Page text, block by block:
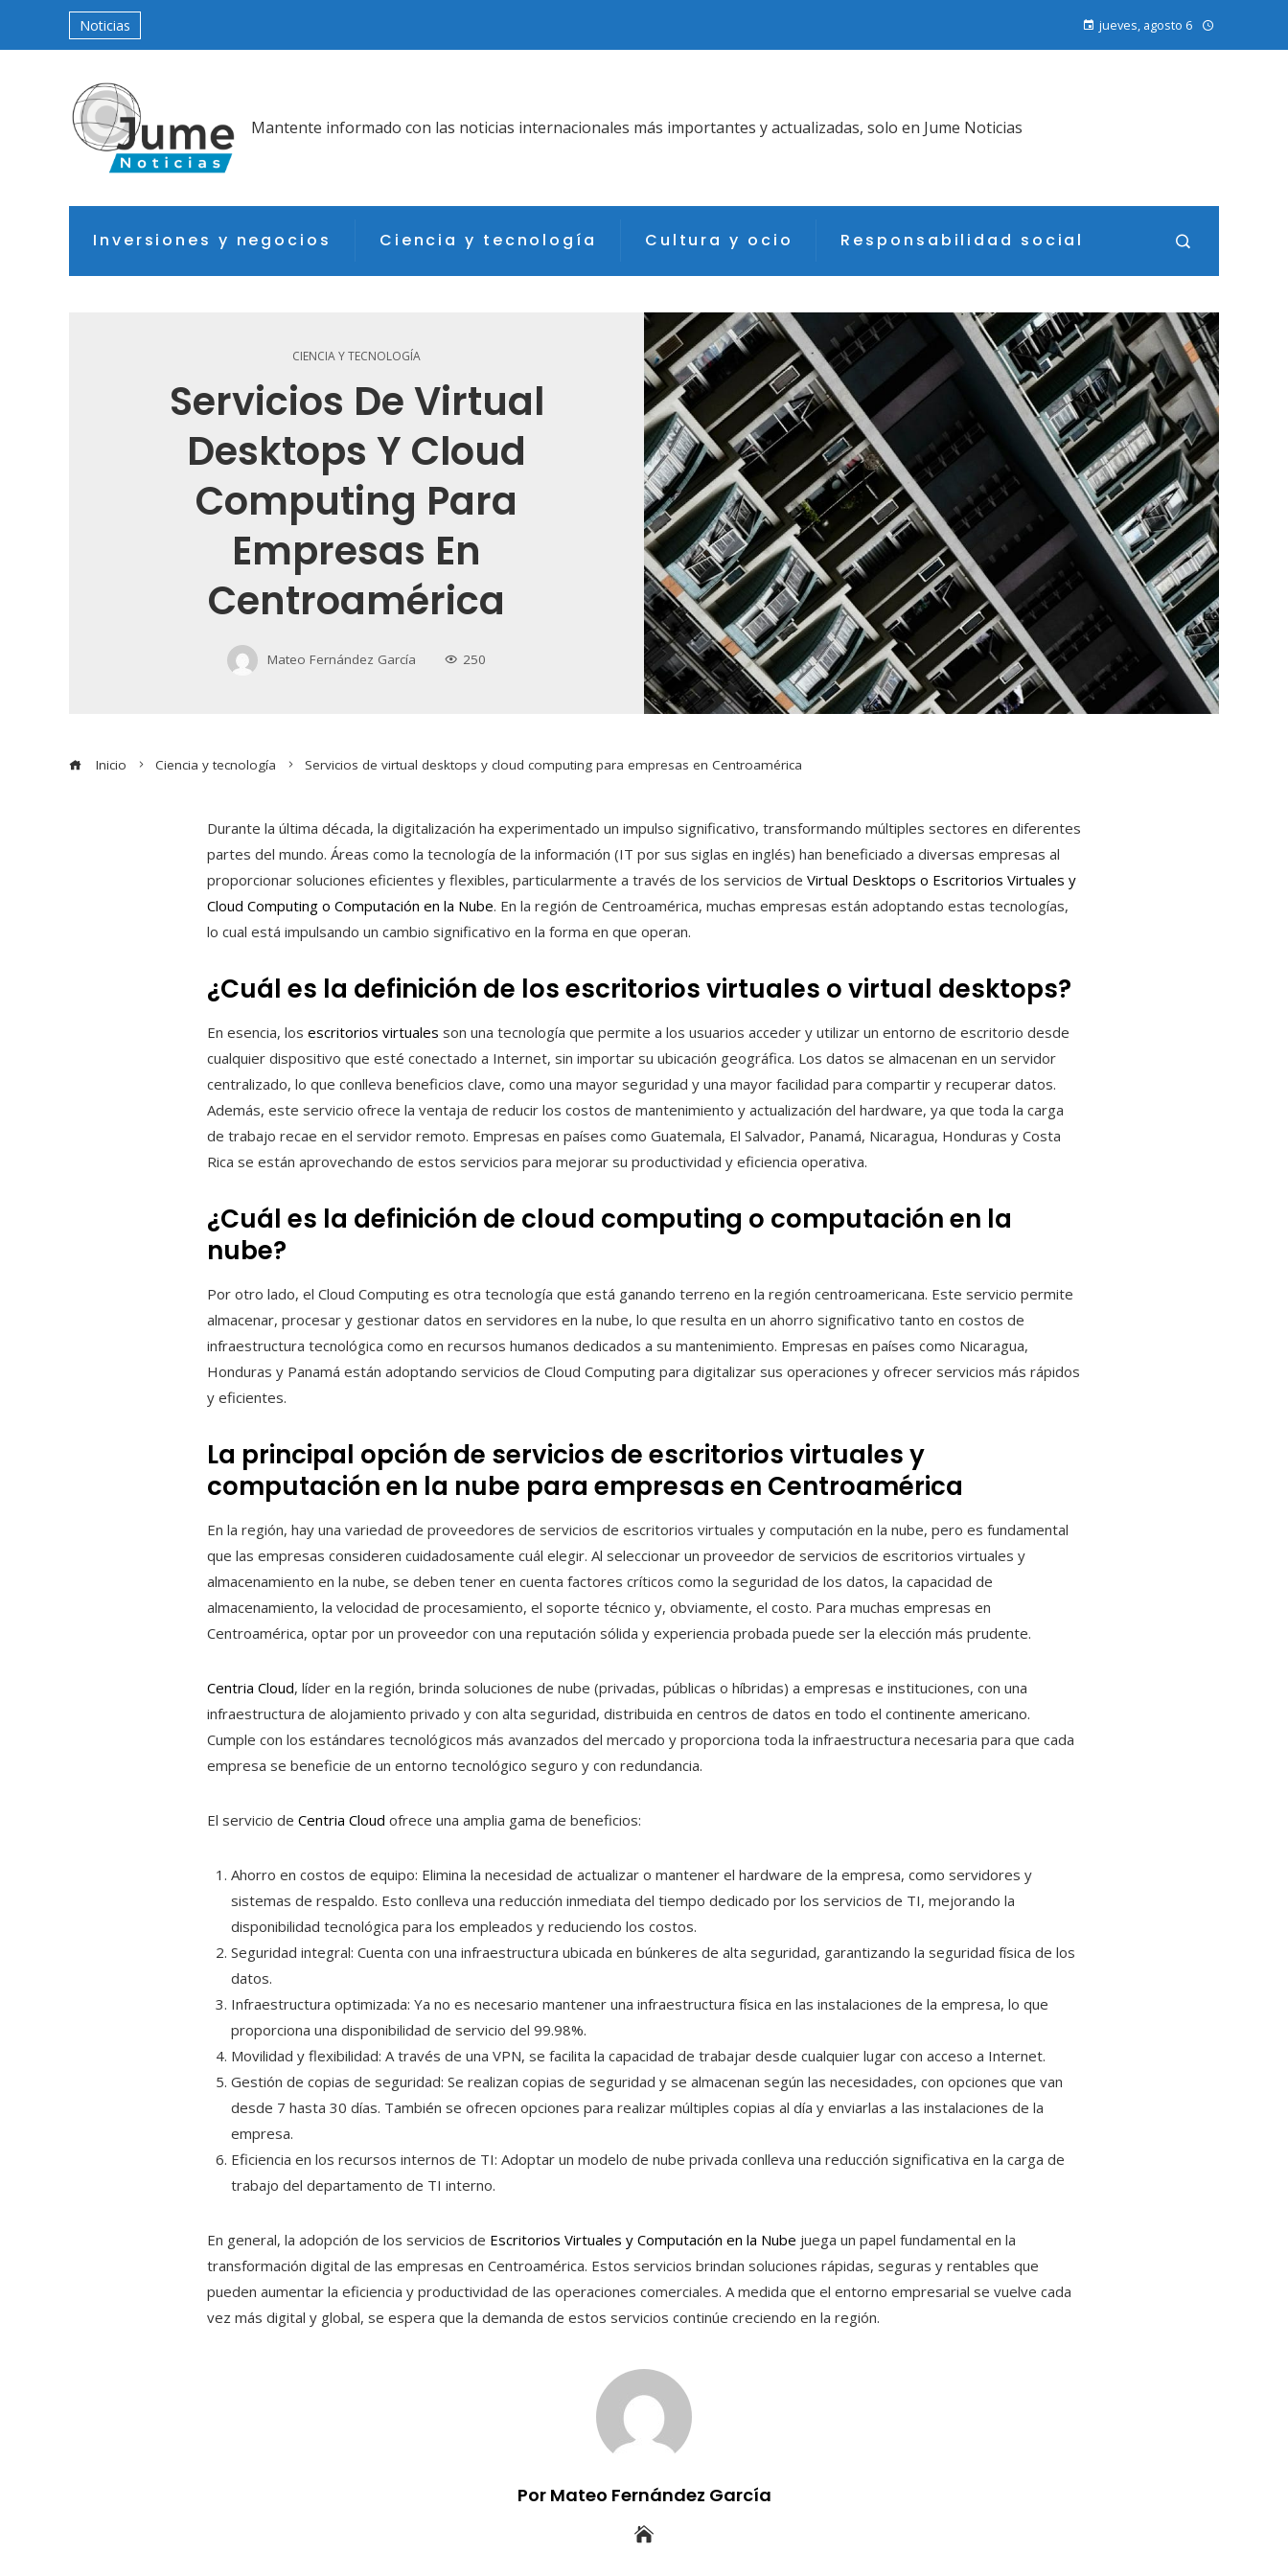
Noticias jueves, agosto 6
Mantente informado con las noticias internacionales más importantes y actualizadas, solo en Jume Noticias
Inversiones y negocios Ciencia y tecnología Cultura y ocio Responsabilidad social
CIENCIA Y TECNOLOGÍA
Servicios De Virtual
Desktops Y Cloud
Computing Para
Empresas En
Centroamérica
Mateo Fernández García 250
Inicio Ciencia y tecnología Servicios de virtual desktops y cloud computing para empresas en Centroamérica
Durante la última década, la digitalización ha experimentado un impulso significativo, transformando múltiples sectores en diferentes
partes del mundo. Áreas como la tecnología de la información (IT por sus siglas en inglés) han beneficiado a diversas empresas al
proporcionar soluciones eficientes y flexibles, particularmente a través de los servicios de Virtual Desktops o Escritorios Virtuales y
Cloud Computing o Computación en la Nube. En la región de Centroamérica, muchas empresas están adoptando estas tecnologías,
lo cual está impulsando un cambio significativo en la forma en que operan.
¿Cuál es la definición de los escritorios virtuales o virtual desktops?
En esencia, los escritorios virtuales son una tecnología que permite a los usuarios acceder y utilizar un entorno de escritorio desde
cualquier dispositivo que esté conectado a Internet, sin importar su ubicación geográfica. Los datos se almacenan en un servidor
centralizado, lo que conlleva beneficios clave, como una mayor seguridad y una mayor facilidad para compartir y recuperar datos.
Además, este servicio ofrece la ventaja de reducir los costos de mantenimiento y actualización del hardware, ya que toda la carga
de trabajo recae en el servidor remoto. Empresas en países como Guatemala, El Salvador, Panamá, Nicaragua, Honduras y Costa
Rica se están aprovechando de estos servicios para mejorar su productividad y eficiencia operativa.
¿Cuál es la definición de cloud computing o computación en la
nube?
Por otro lado, el Cloud Computing es otra tecnología que está ganando terreno en la región centroamericana. Este servicio permite
almacenar, procesar y gestionar datos en servidores en la nube, lo que resulta en un ahorro significativo tanto en costos de
infraestructura tecnológica como en recursos humanos dedicados a su mantenimiento. Empresas en países como Nicaragua,
Honduras y Panamá están adoptando servicios de Cloud Computing para digitalizar sus operaciones y ofrecer servicios más rápidos
y eficientes.
La principal opción de servicios de escritorios virtuales y
computación en la nube para empresas en Centroamérica
En la región, hay una variedad de proveedores de servicios de escritorios virtuales y computación en la nube, pero es fundamental
que las empresas consideren cuidadosamente cuál elegir. Al seleccionar un proveedor de servicios de escritorios virtuales y
almacenamiento en la nube, se deben tener en cuenta factores críticos como la seguridad de los datos, la capacidad de
almacenamiento, la velocidad de procesamiento, el soporte técnico y, obviamente, el costo. Para muchas empresas en
Centroamérica, optar por un proveedor con una reputación sólida y experiencia probada puede ser la elección más prudente.
Centria Cloud, líder en la región, brinda soluciones de nube (privadas, públicas o híbridas) a empresas e instituciones, con una
infraestructura de alojamiento privado y con alta seguridad, distribuida en centros de datos en todo el continente americano.
Cumple con los estándares tecnológicos más avanzados del mercado y proporciona toda la infraestructura necesaria para que cada
empresa se beneficie de un entorno tecnológico seguro y con redundancia.
El servicio de Centria Cloud ofrece una amplia gama de beneficios:
Ahorro en costos de equipo: Elimina la necesidad de actualizar o mantener el hardware de la empresa, como servidores y
sistemas de respaldo. Esto conlleva una reducción inmediata del tiempo dedicado por los servicios de TI, mejorando la
disponibilidad tecnológica para los empleados y reduciendo los costos.
Seguridad integral: Cuenta con una infraestructura ubicada en búnkeres de alta seguridad, garantizando la seguridad física de los
datos.
Infraestructura optimizada: Ya no es necesario mantener una infraestructura física en las instalaciones de la empresa, lo que
proporciona una disponibilidad de servicio del 99.98%.
Movilidad y flexibilidad: A través de una VPN, se facilita la capacidad de trabajar desde cualquier lugar con acceso a Internet.
Gestión de copias de seguridad: Se realizan copias de seguridad y se almacenan según las necesidades, con opciones que van
desde 7 hasta 30 días. También se ofrecen opciones para realizar múltiples copias al día y enviarlas a las instalaciones de la
empresa.
Eficiencia en los recursos internos de TI: Adoptar un modelo de nube privada conlleva una reducción significativa en la carga de
trabajo del departamento de TI interno.
En general, la adopción de los servicios de Escritorios Virtuales y Computación en la Nube juega un papel fundamental en la
transformación digital de las empresas en Centroamérica. Estos servicios brindan soluciones rápidas, seguras y rentables que
pueden aumentar la eficiencia y productividad de las operaciones comerciales. A medida que el entorno empresarial se vuelve cada
vez más digital y global, se espera que la demanda de estos servicios continúe creciendo en la región.
Por Mateo Fernández García